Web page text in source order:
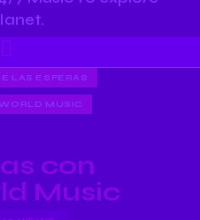
LAS ESFERAS
MUSIC
con
Music